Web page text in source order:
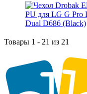
Товары 1 - 21 из 21